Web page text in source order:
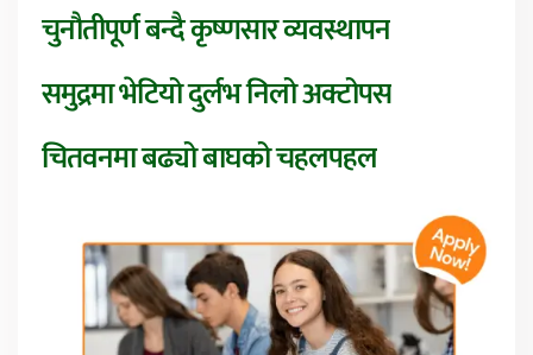
चुनौतीपूर्ण बन्दै कृष्णसार व्यवस्थापन
समुद्रमा भेटियो दुर्लभ निलो अक्टोपस
चितवनमा बढ्यो बाघको चहलपहल